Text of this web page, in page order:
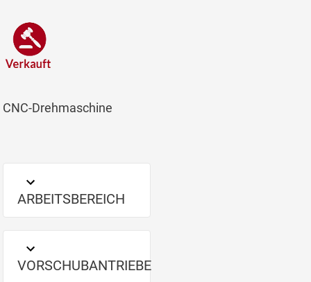
CNC-Drehmaschine
ARBEITSBEREICH
VORSCHUBANTRIEBE